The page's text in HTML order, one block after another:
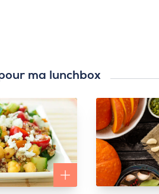
ma lunchbox